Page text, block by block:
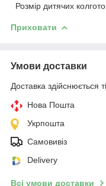
Розмір дитячих
Приховати
Умови доставки
Доставка здійснюється
Нова Пошта
Укрпошта
Самовивіз
Delivery
Всі умови доставки